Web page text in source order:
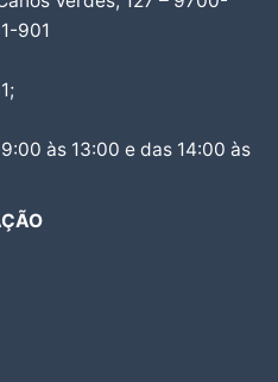
901
às 13:00 e das 14:00 às